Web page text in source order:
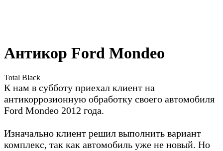
Антикор Ford Mondeo
Total Black
К нам в субботу приехал клиент на
антикоррозионную обработку своего автомобиля
Ford Mondeo 2012 года.
Изначально клиент решил выполнить вариант
комплекс, так как автомобиль уже не новый. Но